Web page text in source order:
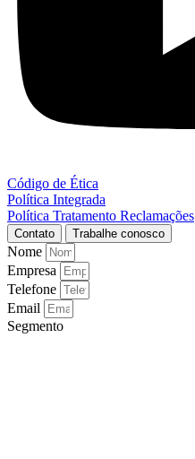
Código de Ética
Política Integrada
Política Tratamento Reclamações
Contato Trabalhe conosco
Nome
Empresa
Telefone
Email
Segmento